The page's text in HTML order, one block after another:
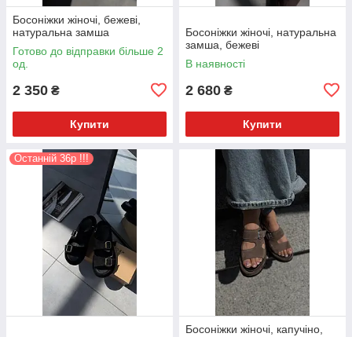
Босоніжки жіночі, бежеві,
натуральна замша
Готово до відправки більше 2
од.
2 350 ₴
Купити
Босоніжки жіночі, натуральна
замша, бежеві
В наявності
2 680 ₴
Купити
Останній 36р !!!
Босоніжки жіночі, капучіно,